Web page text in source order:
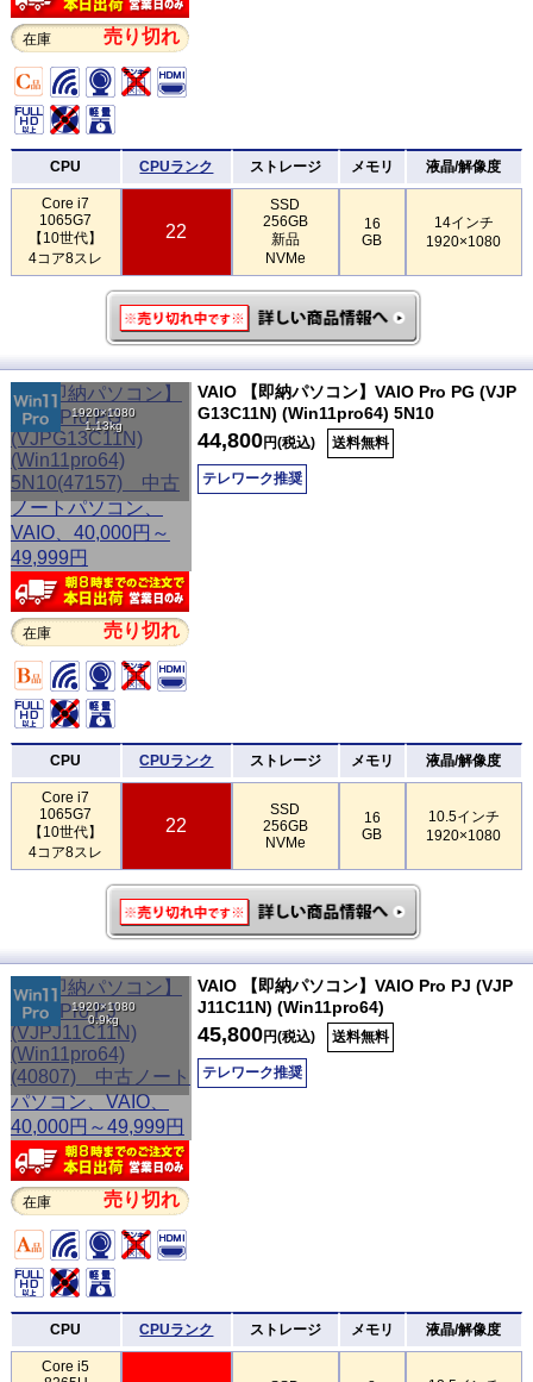
在庫 売り切れ
CPU CPUランク ストレージ メモリ 液晶/解像度
Core i7
1065G7
【10世代】
4コア8スレ
22
SSD
256GB
新品
NVMe
16
GB
14インチ
1920×1080
1920×1080
1.13kg
在庫 売り切れ
VAIO 【即納パソコン】VAIO Pro PG (VJP
G13C11N) (Win11pro64) 5N10
44,800円(税込) 送料無料
テレワーク推奨
CPU CPUランク ストレージ メモリ 液晶/解像度
Core i7
1065G7
【10世代】
4コア8スレ
22
SSD
256GB
NVMe
16
GB
10.5インチ
1920×1080
1920×1080
0.9kg
在庫 売り切れ
VAIO 【即納パソコン】VAIO Pro PJ (VJP
J11C11N) (Win11pro64)
45,800円(税込) 送料無料
テレワーク推奨
CPU CPUランク ストレージ メモリ 液晶/解像度
Core i5